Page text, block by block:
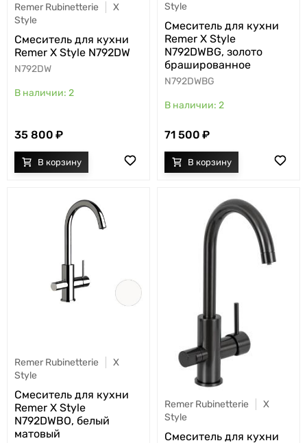
Remer Rubinetterie
X
Style
Cмеситель для кухни
Remer X Style N792DW
N792DW
2
35 800
Style
Cмеситель для кухни
Remer X Style
N792DWBG, золото
брашированное
N792DWBG
2
71 500
Remer Rubinetterie
X
Style
Cмеситель для кухни
Remer X Style
N792DWBO, белый
матовый
Remer Rubinetterie
X
Style
Cмеситель для кухни